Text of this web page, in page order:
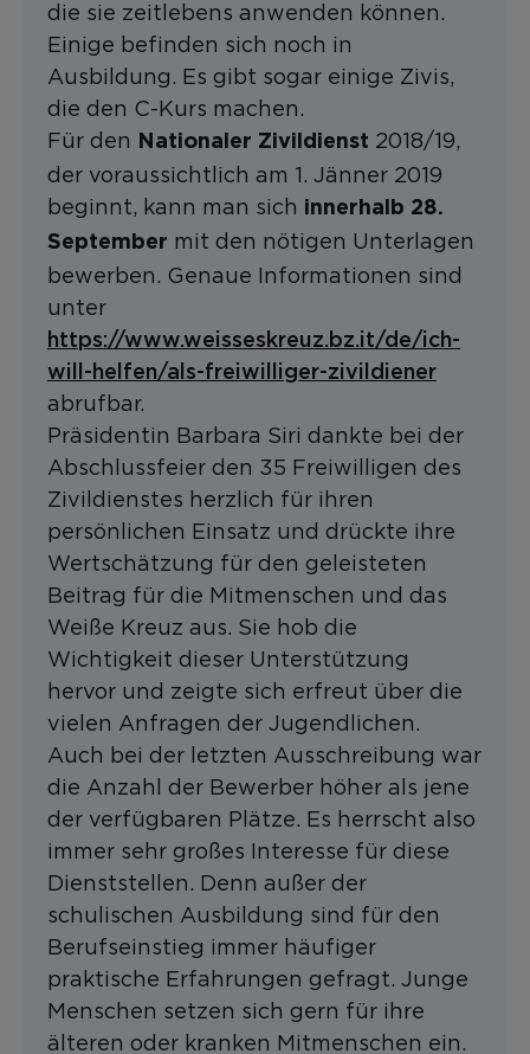
die sie zeitlebens anwenden können.
Einige befinden sich noch in
Ausbildung. Es gibt sogar einige Zivis,
die den C-Kurs machen.
Für den
Nationaler Zivildienst 2018/19,
der voraussichtlich am 1. Jänner 2019
beginnt, kann man sich innerhalb 28.
September mit den nötigen Unterlagen
bewerben. Genaue Informationen sind
unter
https://www.weisseskreuz.bz.it/de/ich-
will-helfen/als-freiwilliger-zivildiener
abrufbar.
Präsidentin Barbara Siri dankte bei der
Abschlussfeier den 35 Freiwilligen des
Zivildienstes herzlich für ihren
persönlichen Einsatz und drückte ihre
Wertschätzung für den geleisteten
Beitrag für die Mitmenschen und das
Weiße Kreuz aus. Sie hob die
Wichtigkeit dieser Unterstützung
hervor und zeigte sich erfreut über die
vielen Anfragen der Jugendlichen.
Auch bei der letzten Ausschreibung war
die Anzahl der Bewerber höher als jene
der verfügbaren Plätze. Es herrscht also
immer sehr großes Interesse für diese
Dienststellen. Denn außer der
schulischen Ausbildung sind für den
Berufseinstieg immer häufiger
praktische Erfahrungen gefragt. Junge
Menschen setzen sich gern für ihre
älteren oder kranken Mitmenschen ein.